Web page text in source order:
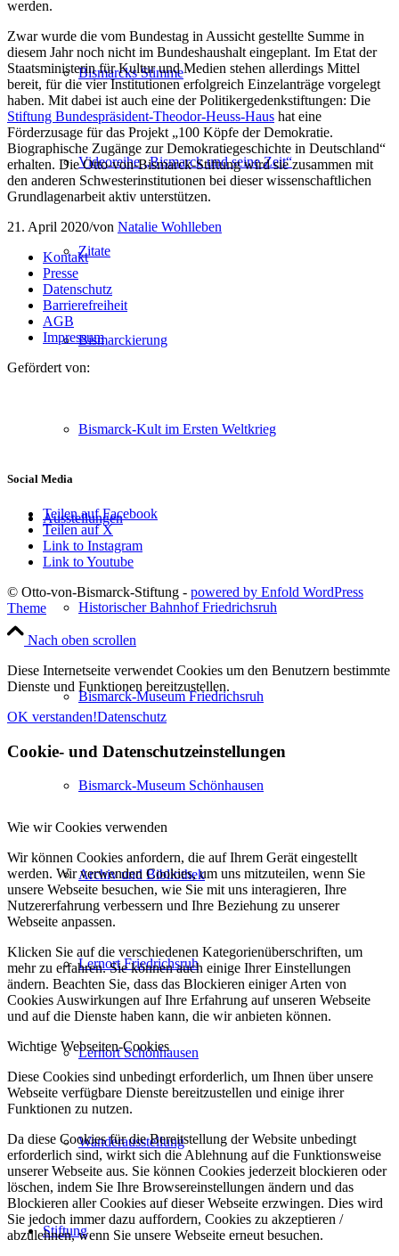
Bismarcks Stimme
Videoreihe „Bismarck und seine Zeit“
Zitate
Bismarckierung
Bismarck-Kult im Ersten Weltkrieg
Ausstellungen
Historischer Bahnhof Friedrichsruh
Bismarck-Museum Friedrichsruh
Bismarck-Museum Schönhausen
Archiv und Bibliothek
Lernort Friedrichsruh
Lernort Schönhausen
Wanderausstellung
Stiftung
werden.
Zwar wurde die vom Bundestag in Aussicht gestellte Summe in
diesem Jahr noch nicht im Bundeshaushalt eingeplant. Im Etat der
Staatsministerin für Kultur und Medien stehen allerdings Mittel
bereit, für die vier Institutionen erfolgreich Einzelanträge vorgelegt
haben. Mit dabei ist auch eine der Politikergedenkstiftungen: Die
Stiftung Bundespräsident-Theodor-Heuss-Haus hat eine
Förderzusage für das Projekt „100 Köpfe der Demokratie.
Biographische Zugänge zur Demokratiegeschichte in Deutschland“
erhalten. Die Otto-von-Bismarck-Stiftung wird sie zusammen mit
den anderen Schwesterinstitutionen bei dieser wissenschaftlichen
Grundlagenarbeit aktiv unterstützen.
21. April 2020/von Natalie Wohlleben
Kontakt
Presse
Datenschutz
Barrierefreiheit
AGB
Impressum
Gefördert von:
Social Media
Teilen auf Facebook
Teilen auf X
Link to Instagram
Link to Youtube
© Otto-von-Bismarck-Stiftung - powered by Enfold WordPress
Theme
Nach oben scrollen
Diese Internetseite verwendet Cookies um den Benutzern bestimmte
Dienste und Funktionen bereitzustellen.
OK verstanden!Datenschutz
Cookie- und Datenschutzeinstellungen
Wie wir Cookies verwenden
Wir können Cookies anfordern, die auf Ihrem Gerät eingestellt
werden. Wir verwenden Cookies, um uns mitzuteilen, wenn Sie
unsere Webseite besuchen, wie Sie mit uns interagieren, Ihre
Nutzererfahrung verbessern und Ihre Beziehung zu unserer
Webseite anpassen.
Klicken Sie auf die verschiedenen Kategorienüberschriften, um
mehr zu erfahren. Sie können auch einige Ihrer Einstellungen
ändern. Beachten Sie, dass das Blockieren einiger Arten von
Cookies Auswirkungen auf Ihre Erfahrung auf unseren Webseite
und auf die Dienste haben kann, die wir anbieten können.
Wichtige Webseiten-Cookies
Diese Cookies sind unbedingt erforderlich, um Ihnen über unsere
Webseite verfügbare Dienste bereitzustellen und einige ihrer
Funktionen zu nutzen.
Da diese Cookies für die Bereitstellung der Website unbedingt
erforderlich sind, wirkt sich die Ablehnung auf die Funktionsweise
unserer Webseite aus. Sie können Cookies jederzeit blockieren oder
löschen, indem Sie Ihre Browsereinstellungen ändern und das
Blockieren aller Cookies auf dieser Webseite erzwingen. Dies wird
Sie jedoch immer dazu auffordern, Cookies zu akzeptieren /
abzulehnen, wenn Sie unsere Webseite erneut besuchen.